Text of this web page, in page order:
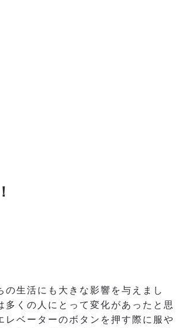
生活にも大きな影響を与えまし
くの人にとって変化があったと思
レベーターのボタンを押す際に服や